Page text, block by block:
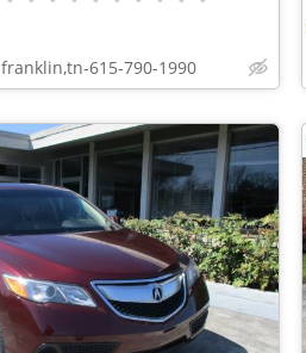
franklin,tn-615-790-1990